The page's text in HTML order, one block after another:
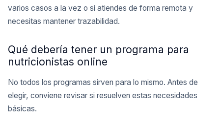
varios casos a la vez o si atiendes de forma remota y
necesitas mantener trazabilidad.
Qué debería tener un programa para
nutricionistas online
No todos los programas sirven para lo mismo. Antes de
elegir, conviene revisar si resuelven estas necesidades
básicas.